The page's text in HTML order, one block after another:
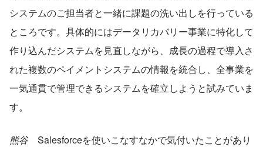
システムのご担当者と一緒に課題の洗い出しを行っている
ところです。具体的にはデータリカバリー事業に特化して
作り込んだシステムを見直しながら、成長の過程で導入さ
れた複数のペイメントシステムの情報を統合し、全事業を
一気通貫で管理できるシステムを確立しようと試みていま
す。
熊谷 Salesforceを使いこなすなかで気付いたことがあり